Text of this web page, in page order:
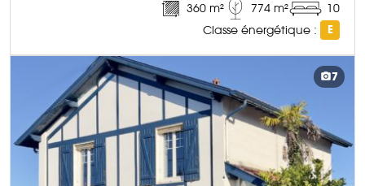
360 m² 774 m²
10
Classe énergétique :
E
DÉCOUVRIR CE BIEN
7